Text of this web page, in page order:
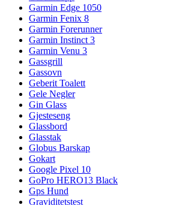
Garmin Edge 1050
Garmin Fenix 8
Garmin Forerunner
Garmin Instinct 3
Garmin Venu 3
Gassgrill
Gassovn
Geberit Toalett
Gele Negler
Gin Glass
Gjesteseng
Glassbord
Glasstak
Globus Barskap
Gokart
Google Pixel 10
GoPro HERO13 Black
Gps Hund
Graviditetstest